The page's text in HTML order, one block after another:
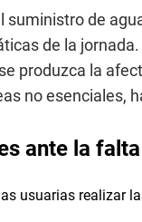
suministro de
de la
produzca la
no esenciales,
ante la